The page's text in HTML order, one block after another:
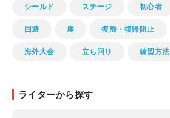
シールド ステージ 初心者
回避 崖 復帰・復帰阻止
海外大会 立ち回り 練習方法
ライターから探す